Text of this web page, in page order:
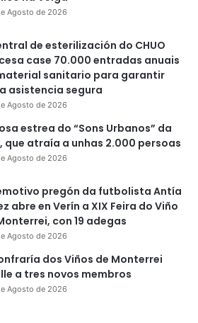
Agosto de 2026
de esterilización do CHUO
case 70.000 entradas anuais
sanitario para garantir
asistencia segura
Agosto de 2026
estrea do “Sons Urbanos” da
que atraía a unhas 2.000 persoas
Agosto de 2026
pregón da futbolista Antía
abre en Verín a XIX Feira do Viño
con 19 adegas
Agosto de 2026
dos Viños de Monterrei
a tres novos membros
Agosto de 2026